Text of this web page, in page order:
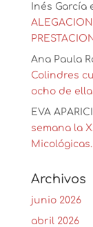
Inés García
Ana Paula
Colindres
ocho de
EVA
semana la
Micológicas.
Archivos
junio 2026
abril 2026